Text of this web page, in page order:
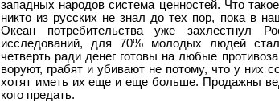
западных народов система ценностей. Что
никто из русских не знал до тех пор, пока в
Океан потребительства уже захлестнул
исследований, для 70% молодых людей
четверть ради денег готовы на любые
воруют, грабят и убивают не потому, что у них
хотят иметь их еще и еще больше. Продажны
кого предать.